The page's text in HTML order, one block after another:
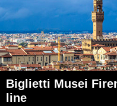
Biglietti Musei
line